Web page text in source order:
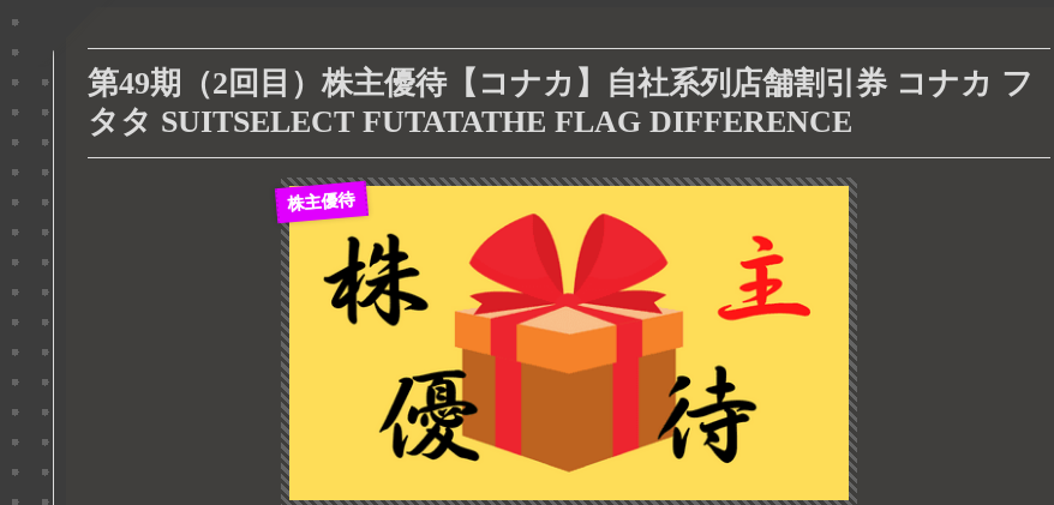
第49期（2回目）株主優待【コナカ】自社系列店舗割引券 コナカ フ
タタ SUITSELECT FUTATATHE FLAG DIFFERENCE
株主優待